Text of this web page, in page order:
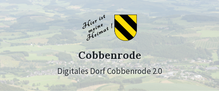
Skip
to
content
Skip
to
main
navigation
Skip
to
footer
Cobbenrode
Digitales Dorf Cobbenrode 2.0